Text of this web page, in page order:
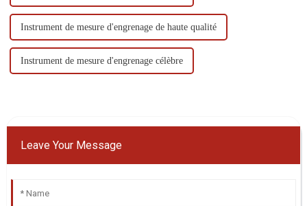
Instrument de mesure d'engrenage de haute qualité
Instrument de mesure d'engrenage célèbre
Leave Your Message